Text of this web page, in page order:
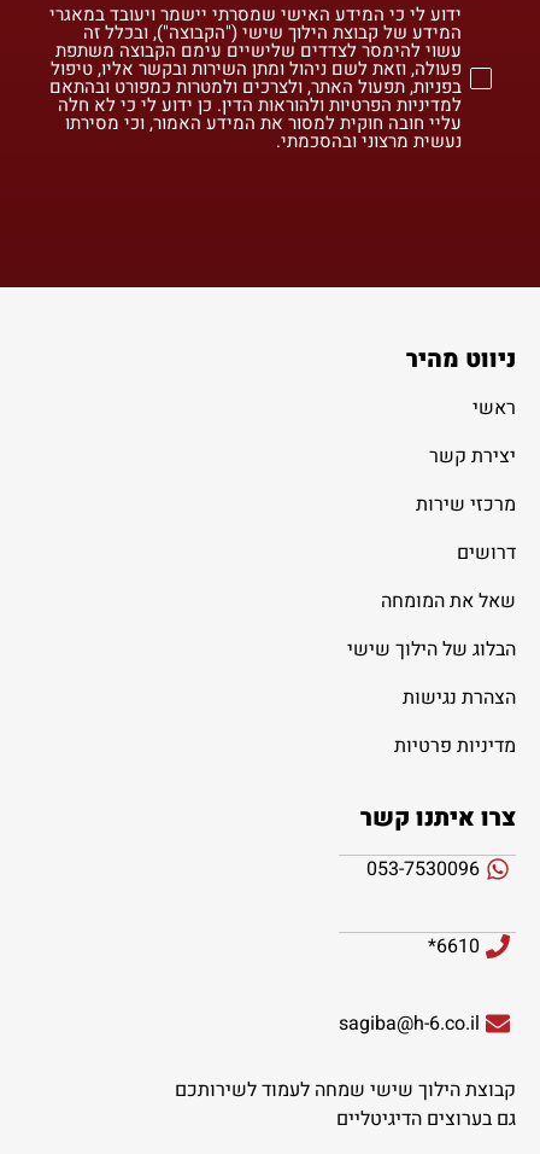
ידוע לי כי המידע האישי שמסרתי יישמר ויעובד במאגרי
המידע של קבוצת הילוך שישי ("הקבוצה"), ובכלל זה
עשוי להימסר לצדדים שלישיים עימם הקבוצה משתפת
פעולה, וזאת לשם ניהול ומתן השירות ובקשר אליו, טיפול
בפניות, תפעול האתר, ולצרכים ולמטרות כמפורט ובהתאם
למדיניות הפרטיות ולהוראות הדין. כן ידוע לי כי לא חלה
עליי חובה חוקית למסור את המידע האמור, וכי מסירתו
נעשית מרצוני ובהסכמתי.
ניווט מהיר
ראשי
יצירת קשר
מרכזי שירות
דרושים
שאל את המומחה
הבלוג של הילוך שישי
הצהרת נגישות
מדיניות פרטיות
צרו איתנו קשר
053-7530096
6610*
sagiba@h-6.co.il
קבוצת הילוך שישי שמחה לעמוד לשירותכם
גם בערוצים הדיגיטליים